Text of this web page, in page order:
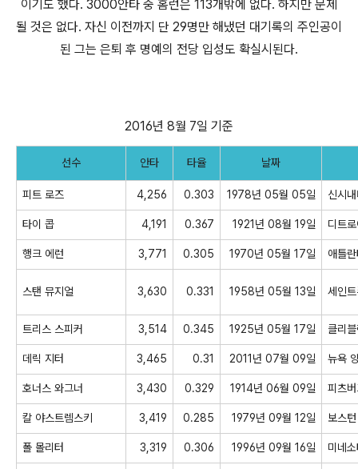
이기도 했다. 3000안타 중 홈런은 113개밖에 없다. 하지만 문제
될 것은 없다. 자신 이전까지 단 29명만 해냈던 대기록의 주인공이
된 그는 은퇴 후 명예의 전당 입성도 확실시된다.
2016년 8월 7일 기준
선수 안타 타율 날짜
피트 로즈 4,256 0.303 1978년 05월 05일 신시
타이 콥 4,191 0.367 1921년 08월 19일 디트
행크 에런 3,771 0.305 1970년 05월 17일 애틀
스탠 뮤지얼 3,630 0.331 1958년 05월 13일 세인
트리스 스피커 3,514 0.345 1925년 05월 17일 클리
데릭 지터 3,465 0.31 2011년 07월 09일 뉴욕
호너스 와그너 3,430 0.329 1914년 06월 09일 피츠
칼 야스트렘스키 3,419 0.285 1979년 09월 12일 보스턴
폴 몰리터 3,319 0.306 1996년 09월 16일 미네